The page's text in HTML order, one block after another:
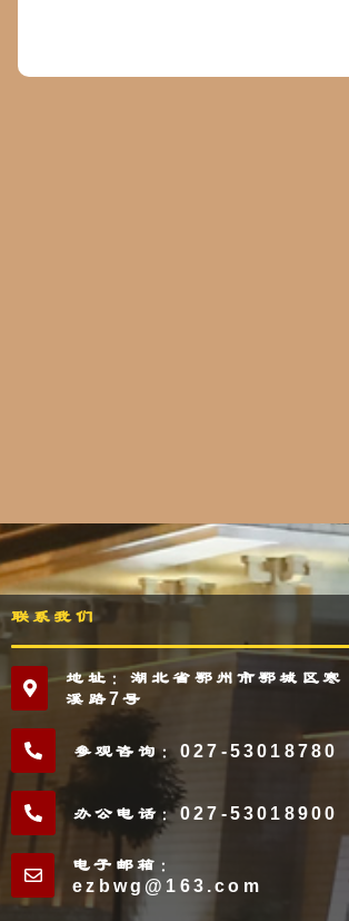
联系我们
地址：湖北省鄂州市鄂城区寒
溪路7号
参观咨询：027-53018780
办公电话：027-53018900
电子邮箱：
ezbwg@163.com